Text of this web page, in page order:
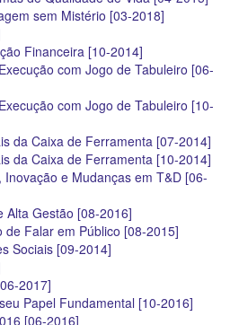
sem Mistério [03-2018]
Financeira [10-2014]
com Jogo de Tabuleiro [06-
com Jogo de Tabuleiro [10-
da Caixa de Ferramenta [07-2014]
da Caixa de Ferramenta [10-2014]
e Mudanças em T&D [06-
Alta Gestão [08-2016]
de Falar em Público [08-2015]
Sociais [09-2014]
2017]
Papel Fundamental [10-2016]
[06-2016]